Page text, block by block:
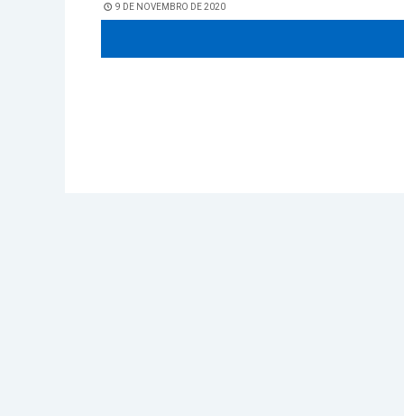
9 DE NOVEMBRO DE 2020